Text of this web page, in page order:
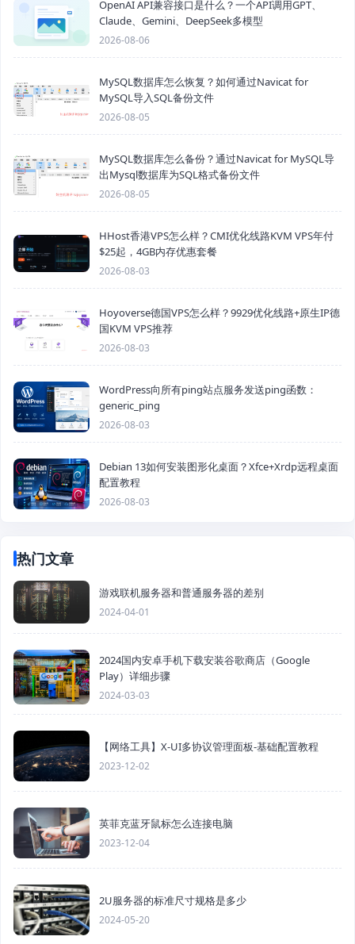
OpenAI API兼容接口是什么？一个API调用GPT、
Claude、Gemini、DeepSeek多模型
2026-08-06
MySQL数据库怎么恢复？如何通过Navicat for
MySQL导入SQL备份文件
2026-08-05
MySQL数据库怎么备份？通过Navicat for MySQL导
出Mysql数据库为SQL格式备份文件
2026-08-05
HHost香港VPS怎么样？CMI优化线路KVM VPS年付
$25起，4GB内存优惠套餐
2026-08-03
Hoyoverse德国VPS怎么样？9929优化线路+原生IP德
国KVM VPS推荐
2026-08-03
WordPress向所有ping站点服务发送ping函数：
generic_ping
2026-08-03
Debian 13如何安装图形化桌面？Xfce+Xrdp远程桌面
配置教程
2026-08-03
热门文章
游戏联机服务器和普通服务器的差别
2024-04-01
2024国内安卓手机下载安装谷歌商店（Google
Play）详细步骤
2024-03-03
【网络工具】X-UI多协议管理面板-基础配置教程
2023-12-02
英菲克蓝牙鼠标怎么连接电脑
2023-12-04
2U服务器的标准尺寸规格是多少
2024-05-20